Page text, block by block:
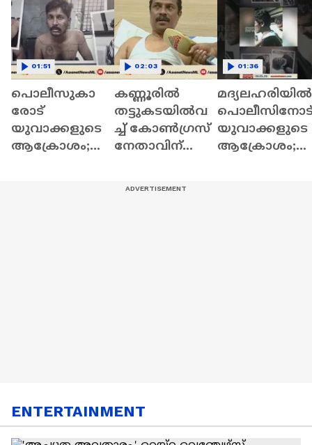
പൊലീസുകാ
രോട്
യുവാക്കളുടെ
ആക്രോശം;
01:51
കണ്ണൂരിൽ
തട്ടുകടയിൽവ
ച്ച് കോൺഗ്രസ്
നേതാവിന്
02:03
മദ്യലഹരിയിൽ
യുവാക്കളുടെ
ആക്രോശം;
01:36
ENTERTAINMENT